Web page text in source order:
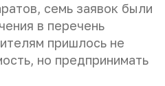
семь заявок были
в перечень
пришлось не
но предпринимать